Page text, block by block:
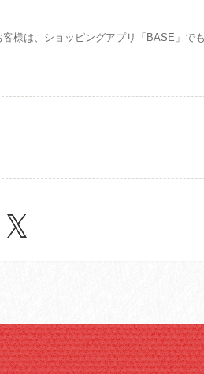
様は、ショッピングアプリ「BASE」で